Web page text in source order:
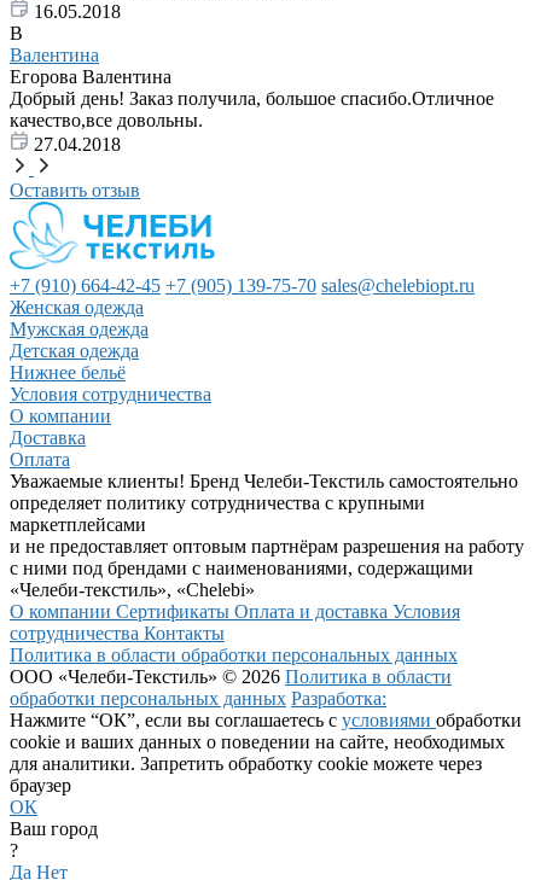
16.05.2018
В
Валентина
Егорова Валентина
Добрый день! Заказ получила, большое спасибо.Отличное
качество,все довольны.
27.04.2018
Оставить отзыв
+7 (910) 664-42-45 +7 (905) 139-75-70 sales@chelebiopt.ru
Женская одежда
Мужская одежда
Детская одежда
Нижнее бельё
Условия сотрудничества
О компании
Доставка
Оплата
Уважаемые клиенты! Бренд Челеби-Текстиль самостоятельно
определяет политику сотрудничества с крупными
маркетплейсами
и не предоставляет оптовым партнёрам разрешения на работу
с ними под брендами с наименованиями, содержащими
«Челеби-текстиль», «Chelebi»
О компании Сертификаты Оплата и доставка Условия
сотрудничества Контакты
Политика в области обработки персональных данных
ООО «Челеби-Текстиль» © 2026 Политика в области
обработки персональных данных Разработка:
Нажмите “ОК”, если вы соглашаетесь с условиями обработки
cookie и ваших данных о поведении на сайте, необходимых
для аналитики. Запретить обработку cookie можете через
браузер
ОК
Ваш город
?
Да Нет